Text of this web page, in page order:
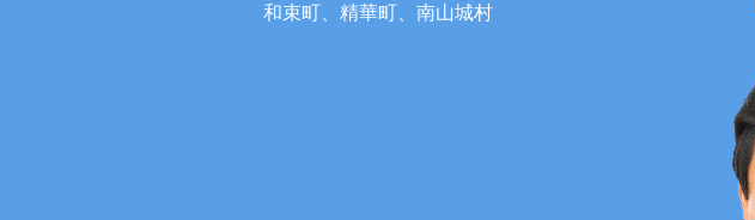
和束町、精華町、南山城村